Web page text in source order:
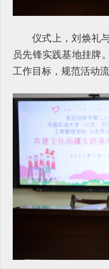
仪式上，刘焕礼
员先锋实践基地挂牌。
工作目标，规范活动